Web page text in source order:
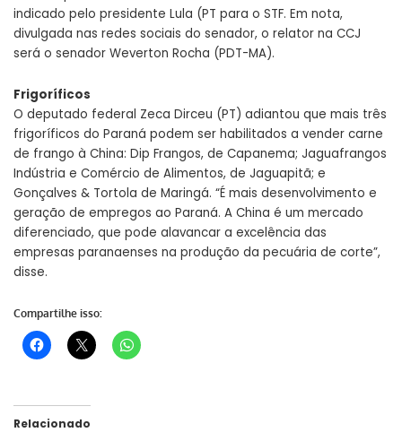
indicado pelo presidente Lula (PT para o STF. Em nota,
divulgada nas redes sociais do senador, o relator na CCJ
será o senador Weverton Rocha (PDT-MA).
Frigoríficos
O deputado federal Zeca Dirceu (PT) adiantou que mais três
frigoríficos do Paraná podem ser habilitados a vender carne
de frango à China: Dip Frangos, de Capanema; Jaguafrangos
Indústria e Comércio de Alimentos, de Jaguapitã; e
Gonçalves & Tortola de Maringá. “É mais desenvolvimento e
geração de empregos ao Paraná. A China é um mercado
diferenciado, que pode alavancar a excelência das
empresas paranaenses na produção da pecuária de corte”,
disse.
Compartilhe isso:
Relacionado